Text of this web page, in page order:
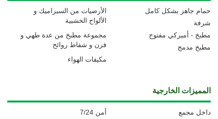
الأرضيات من السيراميك و
الألواح الخشبية
حمام جاهز بشكل كامل
شرفة
مجموعة مطبخ من عدة طهي و
فرن و شفاط روائح
مطبخ - أميركي مفتوح
مطبخ مدمج
مكيفات الهواء
المميزات الخارجية
أمن 7/24
داخل مجمع